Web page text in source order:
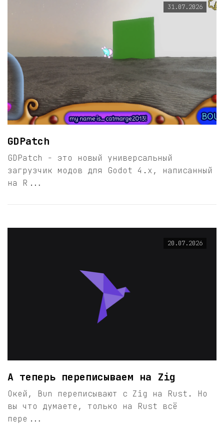
31.07.2026
GDPatch
GDPatch - это новый универсальный
загрузчик модов для Godot 4.x, написанный
на R...
20.07.2026
А теперь переписываем на Zig
Окей, Bun переписывают с Zig на Rust. Но
вы что думаете, только на Rust всё
пере...